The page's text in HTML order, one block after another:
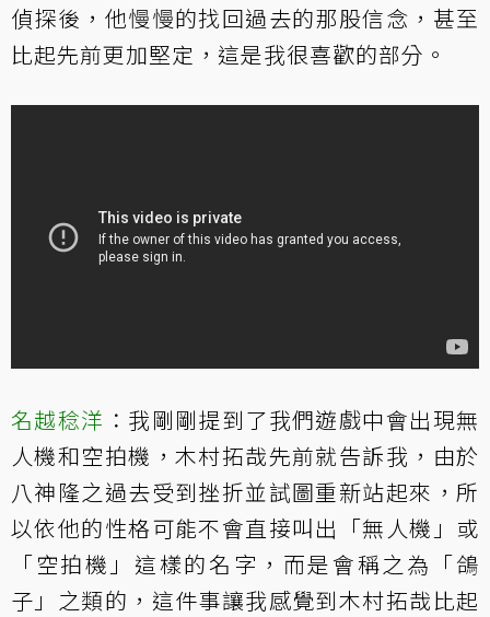
偵探後，他慢慢的找回過去的那股信念，甚至
比起先前更加堅定，這是我很喜歡的部分。
名越稔洋 ：我剛剛提到了我們遊戲中會出現無
人機和空拍機，木村拓哉先前就告訴我，由於
八神隆之過去受到挫折並試圖重新站起來，所
以依他的性格可能不會直接叫出「無人機」或
「空拍機」這樣的名字，而是會稱之為「鴿
子」之類的，這件事讓我感覺到木村拓哉比起